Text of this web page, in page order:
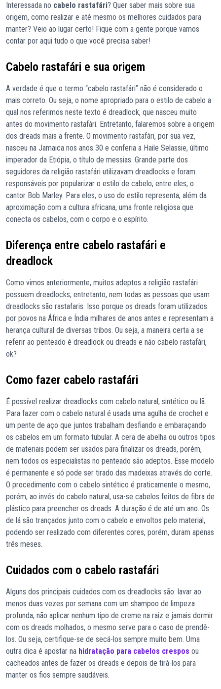
Interessada no cabelo rastafári? Quer saber mais sobre sua
origem, como realizar e até mesmo os melhores cuidados para
manter? Veio ao lugar certo! Fique com a gente porque vamos
contar por aqui tudo o que você precisa saber!
Cabelo rastafári e sua origem
A verdade é que o termo “cabelo rastafári” não é considerado o
mais correto. Ou seja, o nome apropriado para o estilo de cabelo a
qual nos referimos neste texto é dreadlock, que nasceu muito
antes do movimento rastafári. Entretanto, falaremos sobre a origem
dos dreads mais a frente. O movimento rastafári, por sua vez,
nasceu na Jamaica nos anos 30 e conferia a Haile Selassie, último
imperador da Etiópia, o título de messias. Grande parte dos
seguidores da religião rastafári utilizavam dreadlocks e foram
responsáveis por popularizar o estilo de cabelo, entre eles, o
cantor Bob Marley. Para eles, o uso do estilo representa, além da
aproximação com a cultura africana, uma fronte religiosa que
conecta os cabelos, com o corpo e o espírito.
Diferença entre cabelo rastafári e
dreadlock
Como vimos anteriormente, muitos adeptos a religião rastafári
possuem dreadlocks, entretanto, nem todas as pessoas que usam
dreadlocks são rastafaris. Isso porque os dreads foram utilizados
por povos na África e Índia milhares de anos antes e representam a
herança cultural de diversas tribos. Ou seja, a maneira certa a se
referir ao penteado é dreadlock ou dreads e não cabelo rastafári,
ok?
Como fazer cabelo rastafári
É possível realizar dreadlocks com cabelo natural, sintético ou lã.
Para fazer com o cabelo natural é usada uma agulha de crochet e
um pente de aço que juntos trabalham desfiando e embaraçando
os cabelos em um formato tubular. A cera de abelha ou outros tipos
de materiais podem ser usados para finalizar os dreads, porém,
nem todos os especialistas no penteado são adeptos. Esse modelo
é permanente e só pode ser tirado das madeixas através do corte.
O procedimento com o cabelo sintético é praticamente o mesmo,
porém, ao invés do cabelo natural, usa-se cabelos feitos de fibra de
plástico para preencher os dreads. A duração é de até um ano. Os
de lá são trançados junto com o cabelo e envoltos pelo material,
podendo ser realizado com diferentes cores, porém, duram apenas
três meses.
Cuidados com o cabelo rastafári
Alguns dos principais cuidados com os dreadlocks são: lavar ao
menos duas vezes por semana com um shampoo de limpeza
profunda, não aplicar nenhum tipo de creme na raiz e jamais dormir
com os dreads molhados, o mesmo serve para o caso de prendê-
los. Ou seja, certifique-se de secá-los sempre muito bem. Uma
outra dica é apostar na hidratação para cabelos crespos ou
cacheados antes de fazer os dreads e depois de tirá-los para
manter os fios sempre saudáveis.